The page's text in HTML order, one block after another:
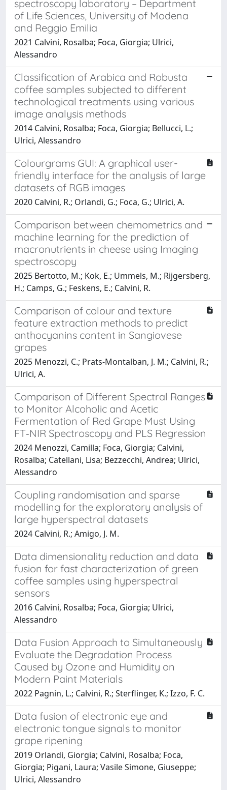
spectroscopy laboratory – Department
of Life Sciences, University of Modena
and Reggio Emilia
2021 Calvini, Rosalba; Foca, Giorgia; Ulrici,
Alessandro
Classification of Arabica and Robusta
coffee samples subjected to different
technological treatments using various
image analysis methods
2014 Calvini, Rosalba; Foca, Giorgia; Bellucci, L.;
Ulrici, Alessandro
Colourgrams GUI: A graphical user-
friendly interface for the analysis of large
datasets of RGB images
2020 Calvini, R.; Orlandi, G.; Foca, G.; Ulrici, A.
Comparison between chemometrics and
machine learning for the prediction of
macronutrients in cheese using Imaging
spectroscopy
2025 Bertotto, M.; Kok, E.; Ummels, M.; Rijgersberg,
H.; Camps, G.; Feskens, E.; Calvini, R.
Comparison of colour and texture
feature extraction methods to predict
anthocyanins content in Sangiovese
grapes
2025 Menozzi, C.; Prats-Montalban, J. M.; Calvini, R.;
Ulrici, A.
Comparison of Different Spectral Ranges
to Monitor Alcoholic and Acetic
Fermentation of Red Grape Must Using
FT‑NIR Spectroscopy and PLS Regression
2024 Menozzi, Camilla; Foca, Giorgia; Calvini,
Rosalba; Catellani, Lisa; Bezzecchi, Andrea; Ulrici,
Alessandro
Coupling randomisation and sparse
modelling for the exploratory analysis of
large hyperspectral datasets
2024 Calvini, R.; Amigo, J. M.
Data dimensionality reduction and data
fusion for fast characterization of green
coffee samples using hyperspectral
sensors
2016 Calvini, Rosalba; Foca, Giorgia; Ulrici,
Alessandro
Data Fusion Approach to Simultaneously
Evaluate the Degradation Process
Caused by Ozone and Humidity on
Modern Paint Materials
2022 Pagnin, L.; Calvini, R.; Sterflinger, K.; Izzo, F. C.
Data fusion of electronic eye and
electronic tongue signals to monitor
grape ripening
2019 Orlandi, Giorgia; Calvini, Rosalba; Foca,
Giorgia; Pigani, Laura; Vasile Simone, Giuseppe;
Ulrici, Alessandro